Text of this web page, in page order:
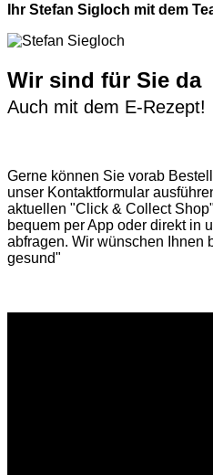
Ihr Stefan Sigloch mit dem
Wir sind für Sie da
Auch mit dem E-Rezept!
Gerne können Sie vorab
unser Kontaktformular
aktuellen "Click & Collect Shop"
bequem per App oder direkt in
abfragen. Wir wünschen Ihnen
gesund"